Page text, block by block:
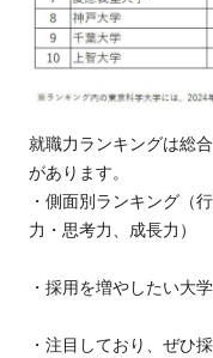
就職力ランキングは総
があります。
・側面別ランキング（
力・思考力、成長力）
・採用を増やしたい大
・注目しており、ぜひ